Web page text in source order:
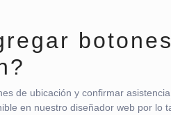
de ubicación y confirmar
en nuestro diseñador web por lo